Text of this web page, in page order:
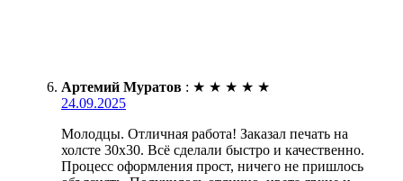
Артемий Муратов : ★ ★ ★ ★ ★
24.09.2025
Молодцы. Отличная работа! Заказал печать на
холсте 30х30. Всё сделали быстро и качественно.
Процесс оформления прост, ничего не пришлось